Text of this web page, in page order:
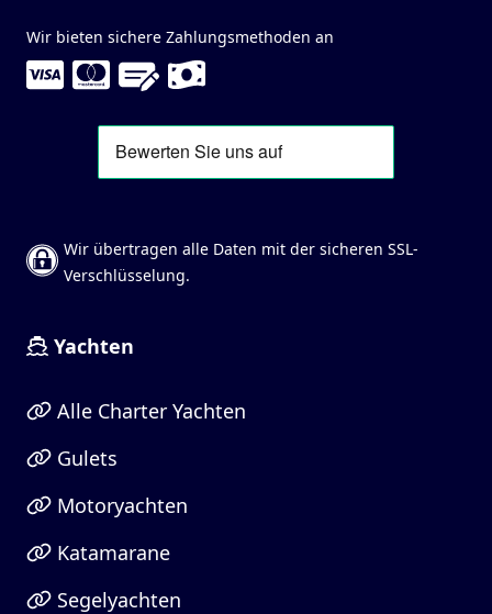
Wir bieten sichere Zahlungsmethoden an
Wir übertragen alle Daten mit der sicheren SSL-
Verschlüsselung.
Yachten
Alle Charter Yachten
Gulets
Motoryachten
Katamarane
Segelyachten